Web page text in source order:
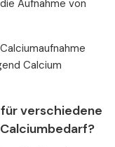
Aufnahme von
Calcium
verschiedene